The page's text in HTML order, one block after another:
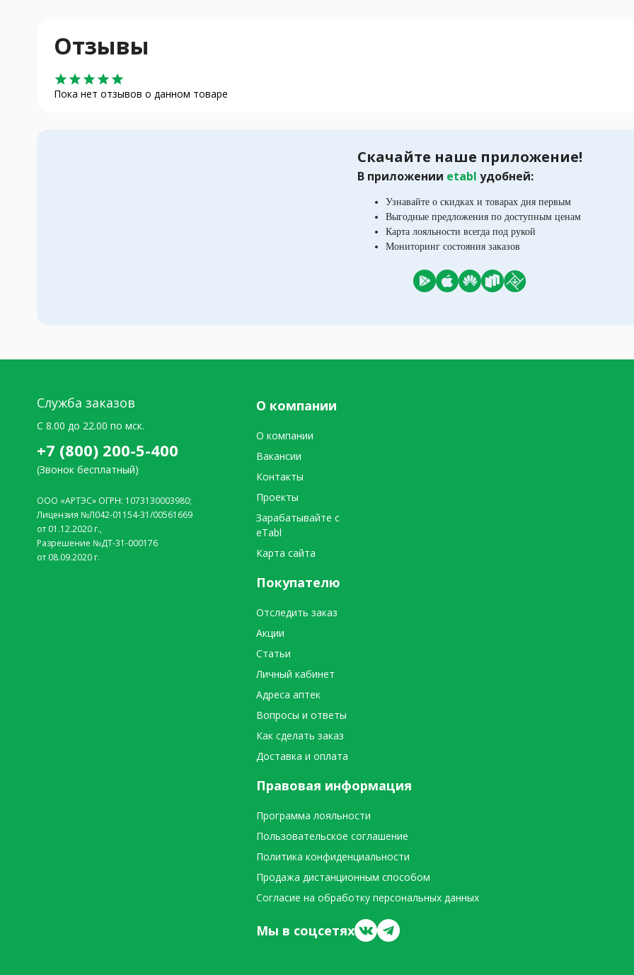
Отзывы
star star star star star
Пока нет отзывов о данном товаре
Скачайте наше приложение!
В приложении etabl удобней:
Узнавайте о скидках и товарах дня первым
Выгодные предложения по доступным ценам
Карта лояльности всегда под рукой
Мониторинг состояния заказов
Служба заказов
C 8.00 до 22.00 по мск.
+7 (800) 200-5-400
(Звонок бесплатный)
ООО «АРТЭС» ОГРН: 1073130003980;
Лицензия №Л042-01154-31/00561669
от 01.12.2020 г.,
Разрешение №ДТ-31-000176
от 08.09.2020 г.
О компании
О компании
Вакансии
Контакты
Проекты
Зарабатывайте с
eTabl
Карта сайта
Покупателю
Отследить заказ
Акции
Статьи
Личный кабинет
Адреса аптек
Вопросы и ответы
Как сделать заказ
Доставка и оплата
Правовая информация
Программа лояльности
Пользовательское соглашение
Политика конфиденциальности
Продажа дистанционным способом
Согласие на обработку персональных данных
Мы в соцсетях